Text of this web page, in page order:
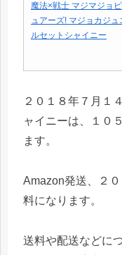
魔法×戦士 マジマジョピ
ュアーズ! マジョカジュ
ルセットシャイニー
２０１８年７月１
ャイニーは、１０
ます。
Amazon発送、２
料になります。
送料や配送などに